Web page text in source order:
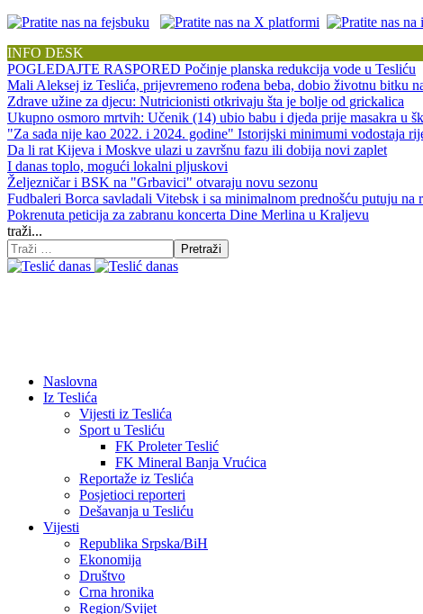
INFO DESK
POGLEDAJTE RASPORED Počinje planska redukcija vode u Tesliću
Mali Aleksej iz Teslića, prijevremeno rođena beba, dobio životnu bitku
Zdrave užine za djecu: Nutricionisti otkrivaju šta je bolje od grickalica
Ukupno osmoro mrtvih: Učenik (14) ubio babu i djeda prije masakra u
"Za sada nije kao 2022. i 2024. godine" Istorijski minimumi vodostaja
Da li rat Kijeva i Moskve ulazi u završnu fazu ili dobija novi zaplet
I danas toplo, mogući lokalni pljuskovi
Željezničar i BSK na "Grbavici" otvaraju novu sezonu
Fudbaleri Borca savladali Vitebsk i sa minimalnom prednošću putuju na
Pokrenuta peticija za zabranu koncerta Dine Merlina u Kraljevu
traži...
Pretraži
Naslovna
Iz Teslića
Vijesti iz Teslića
Sport u Tesliću
FK Proleter Teslić
FK Mineral Banja Vrućica
Reportaže iz Teslića
Posjetioci reporteri
Dešavanja u Tesliću
Vijesti
Republika Srpska/BiH
Ekonomija
Društvo
Crna hronika
Region/Svijet